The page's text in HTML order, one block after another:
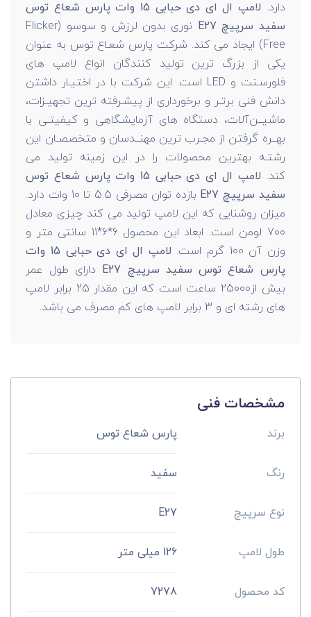
دارد.
لامپ ال ای دی حبابی 15 وات پارس شعاع توس
سفید سرپیچ E27
نوری بدون لرزش و سوسو (Flicker
Free) ایجاد می کند. شرکت پارس شعـاع توس به عنوان
یکی از بزرگ ترین تولید کنندگان انواع لامپ های
فلورسـنت و LED است. این شرکت با در اختیـار داشتن
دانش فنی برتـر و برخورداری از پیشـرفته ترین تجهیـزات،
ماشیــن‌آلات، دستگاه های آزمایشـگاهی و کیفیتـی با
بهــره گرفتن از مجـرب ترین مهنــدسان و متخصصـان این
رشتـه بهترین محصولات را در این زمینه تولید می
کند.
لامپ ال ای دی حبابی 15 وات پارس شعاع توس
سفید سرپیچ E27
بازده توان مصرفی 5.5 تا 10 وات دارد.
میزان روشنایی که این لامپ تولید می کند چیزی معادل
700 لومن است. ابعاد این محصول 6*6*11 سانتی متر و
وزن آن 100 گرم است.
لامپ ال ای دی حبابی 15 وات
پارس شعاع توس سفید سرپیچ E27
دارای طول عمر
بیش از25000 ساعت است که این مقدار 25 برابر لامپ
های رشته ای و 3 برابر لامپ های کم مصرف می باشد.
مشخصات فنی
برند پارس شعاع توس
رنگ سفید
نوع سرپیچ E27
طول لامپ 126 میلی متر
کد محصول 7278